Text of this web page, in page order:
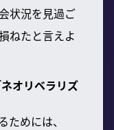
状況を見過ご
ねたと言えよ
オリベラリズ
めには、